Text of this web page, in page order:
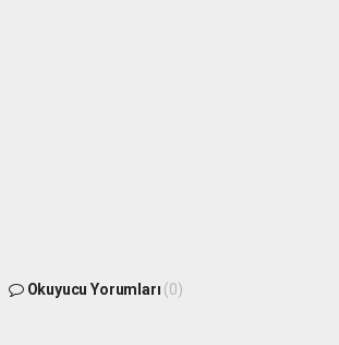
Okuyucu Yorumları (0)